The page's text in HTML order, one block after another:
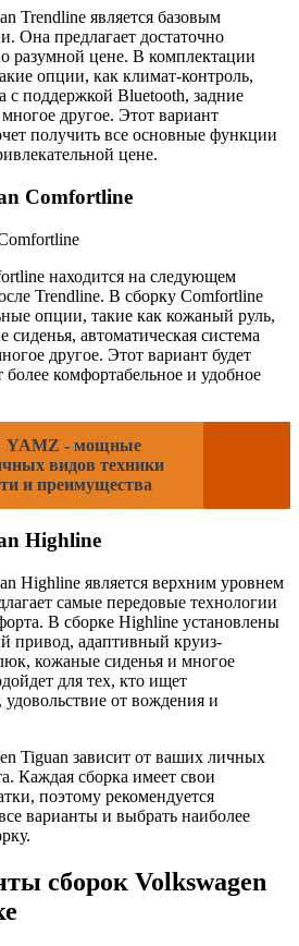
Trendline является базовым
Она предлагает достаточно
разумной цене. В комплектации
опции, как климат-контроль,
с поддержкой Bluetooth, задние
другое. Этот вариант
получить все основные функции
цене.
Comfortline
находится на следующем
Trendline. В сборку Comfortline
опции, такие как кожаный руль,
сиденья, автоматическая система
другое. Этот вариант будет
комфортабельное и удобное
YAMZ - мощные
видов техники
и преимущества
Highline
Highline является верхним уровнем
самые передовые технологии
В сборке Highline установлены
привод, адаптивный круиз-
кожаные сиденья и многое
для тех, кто ищет
от вождения и
Tiguan зависит от ваших личных
Каждая сборка имеет свои
поэтому рекомендуется
варианты и выбрать наиболее
сборок Volkswagen